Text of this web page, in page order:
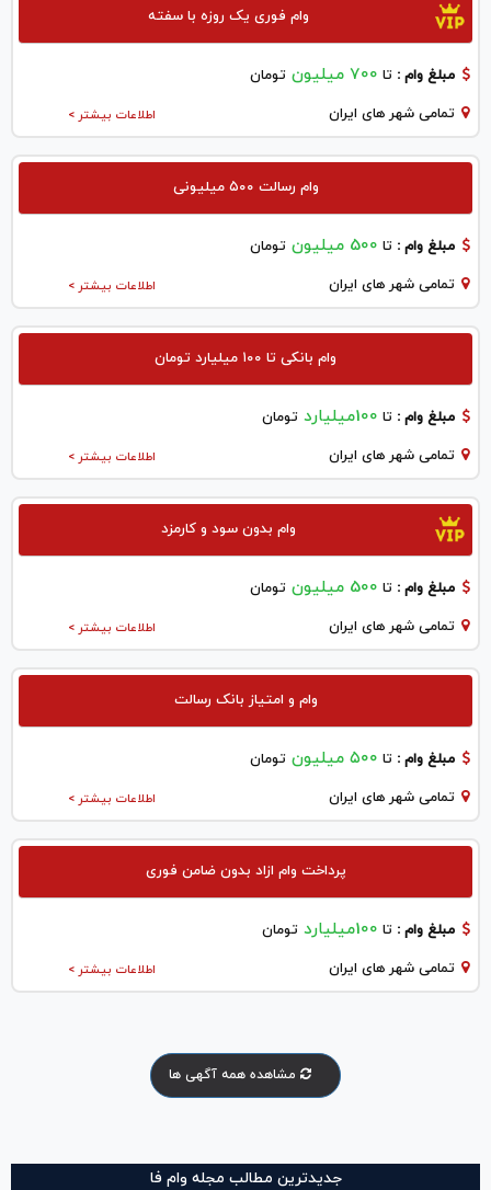
وام فوری یک روزه با سفته
مبلغ وام : تا 700 میلیون تومان
اطلاعات بیشتر > تمامی شهر های ایران
وام رسالت ۵۰۰ میلیونی
مبلغ وام : تا 500 میلیون تومان
اطلاعات بیشتر > تمامی شهر های ایران
وام بانکی تا ۱۰۰ میلیارد تومان
مبلغ وام : تا 100میلیارد تومان
اطلاعات بیشتر > تمامی شهر های ایران
وام بدون سود و کارمزد
مبلغ وام : تا 500 میلیون تومان
اطلاعات بیشتر > تمامی شهر های ایران
وام و امتیاز بانک رسالت
مبلغ وام : تا ۵۰۰ میلیون تومان
اطلاعات بیشتر > تمامی شهر های ایران
پرداخت وام ازاد بدون ضامن فوری
مبلغ وام : تا 100میلیارد تومان
اطلاعات بیشتر > تمامی شهر های ایران
مشاهده همه آگهی ها
جدیدترین مطالب مجله وام فا